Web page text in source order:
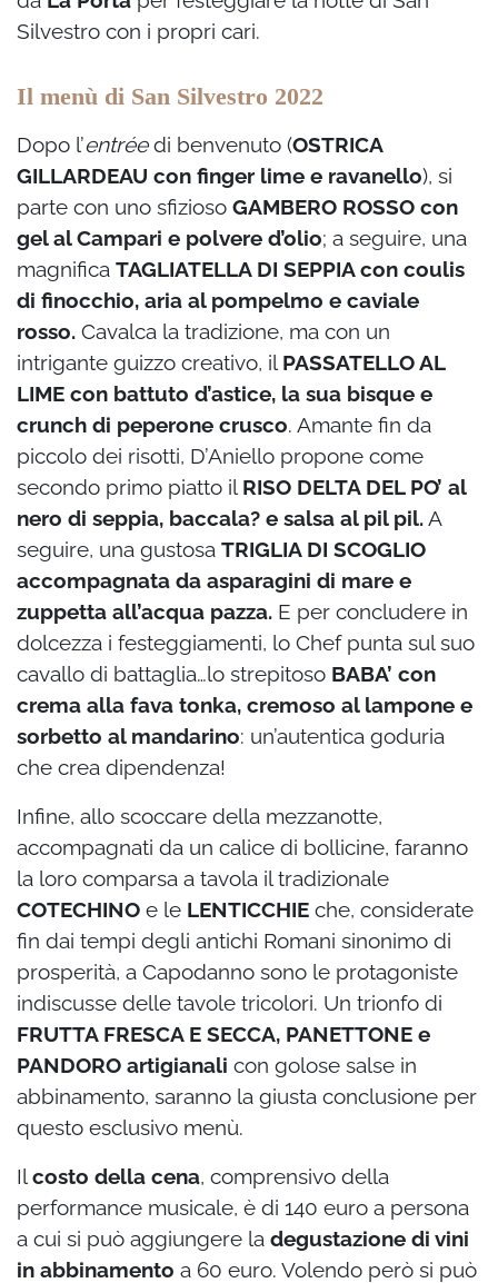
Silvestro con i propri cari.
Il menù di San Silvestro 2022
Dopo l’entréedi benvenuto (OSTRICA
GILLARDEAU con finger lime e ravanello), si
parte con uno sfizioso GAMBERO ROSSO con
gel al Campari e polvere d’olio; a seguire, una
magnifica TAGLIATELLA DI SEPPIA con coulis
di finocchio, aria al pompelmo e caviale
rosso. Cavalca la tradizione, ma con un
intrigante guizzo creativo, il PASSATELLO AL
LIME con battuto d’astice, la sua bisque e
crunch di peperone crusco. Amante fin da
piccolo dei risotti, D’Aniello propone come
secondo primo piatto il RISO DELTA DEL PO’ al
nero di seppia, baccala? e salsa al pil pil.A
seguire, una gustosa TRIGLIA DI SCOGLIO
accompagnata da asparagini di mare e
zuppetta all’acqua pazza. E per concludere in
dolcezza i festeggiamenti, lo Chef punta sul suo
cavallo di battaglia…lo strepitoso BABA’ con
crema alla fava tonka, cremoso al lampone e
sorbetto al mandarino: un’autentica goduria
che crea dipendenza!
Infine, allo scoccare della mezzanotte,
accompagnati da un calice di bollicine, faranno
la loro comparsa a tavola il tradizionale
COTECHINO e le LENTICCHIE che, considerate
fin dai tempi degli antichi Romani sinonimo di
prosperità, a Capodanno sono le protagoniste
indiscusse delle tavole tricolori. Un trionfo di
FRUTTA FRESCA E SECCA, PANETTONE e
PANDORO artigianali con golose salse in
abbinamento, saranno la giusta conclusione per
questo esclusivo menù.
Ilcosto della cena, comprensivo della
performance musicale, è di 140 euro a persona
a cui si può aggiungere la degustazione di vini
in abbinamento a 60 euro. Volendo però si può